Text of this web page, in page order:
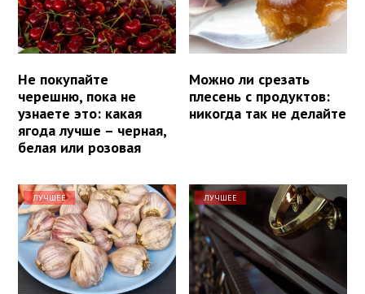
Не покупайте
черешню, пока не
узнаете это: какая
ягода лучше – черная,
белая или розовая
Можно ли срезать
плесень с продуктов:
никогда так не делайте
ЛУЧШЕЕ ЛУЧШЕЕ